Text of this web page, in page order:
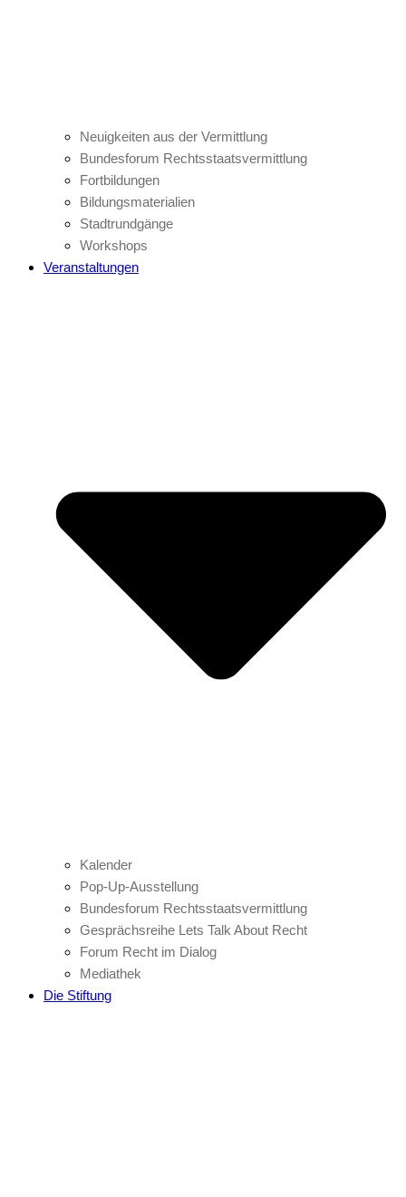
Neuigkeiten aus der Vermittlung
Bundesforum Rechtsstaatsvermittlung
Fortbildungen
Bildungsmaterialien
Stadtrundgänge
Workshops
Veranstaltungen
Kalender
Pop-Up-Ausstellung
Bundesforum Rechtsstaatsvermittlung
Gesprächsreihe Lets Talk About Recht
Forum Recht im Dialog
Mediathek
Die Stiftung